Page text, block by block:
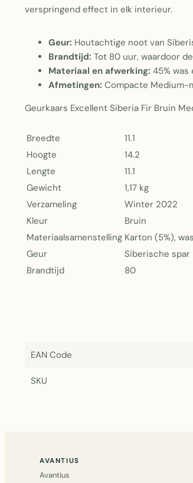
verspringend effect in elk interieur.
Geur: Houtachtige noot van
Brandtijd: Tot 80 uur, waardoor
Materiaal en afwerking: 45%
Afmetingen: Compacte Medium-
Geurkaars Excellent Siberia Fir Bruin
Breedte
11.1
Hoogte
14.2
Lengte
11.1
Gewicht
1,17 kg
Verzameling
Winter 2022
Kleur
Bruin
Materiaalsamenstelling Karton (5%),
Geur
Siberische
Brandtijd
80
EAN Code
SKU
AVANTIUS
Avantius